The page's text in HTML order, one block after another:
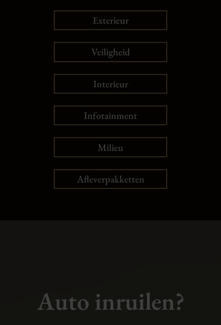
Exterieur
Veiligheid
Interieur
Infotainment
Milieu
Afleverpakketten
Auto inruilen?